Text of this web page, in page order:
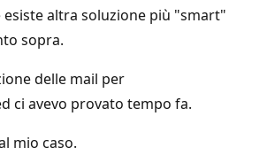
esiste altra soluzione più "smart"
sopra.
delle mail per
ci avevo provato tempo fa.
mio caso.